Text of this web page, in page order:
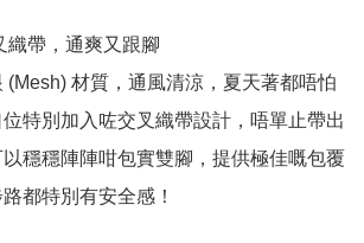
織帶，通爽又跟腳
(Mesh) 材質，通風清涼，夏天著都唔怕
特別加入咗交叉織帶設計，唔單止帶出
穩穩陣陣咁包實雙腳，提供極佳嘅包覆
都特別有安全感！